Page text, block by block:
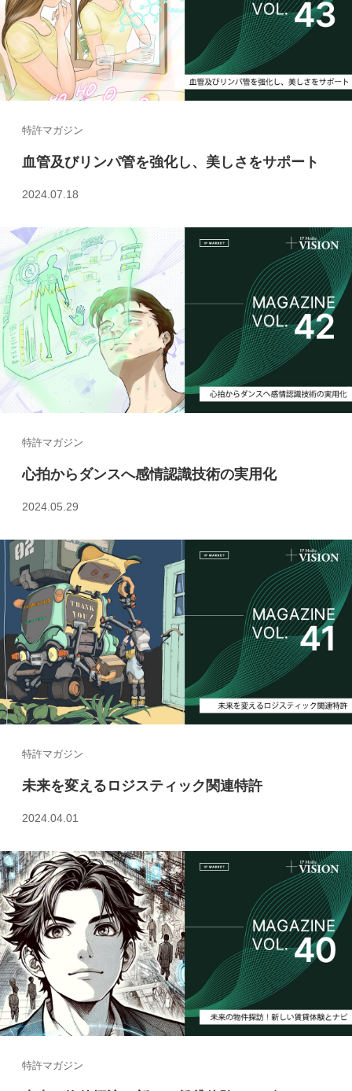
特許マガジン
血管及びリンパ管を強化し、美しさをサポート
2024.07.18
特許マガジン
心拍からダンスへ感情認識技術の実用化
2024.05.29
特許マガジン
未来を変えるロジスティック関連特許
2024.04.01
特許マガジン